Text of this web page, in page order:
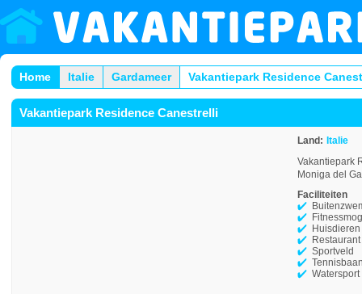
Home Italie Gardameer Vakantiepark Residence
Vakantiepark Residence Canestrelli
Land: Italie
Vakantiepark
Moniga del
Faciliteiten
Restaurant
Sportveld